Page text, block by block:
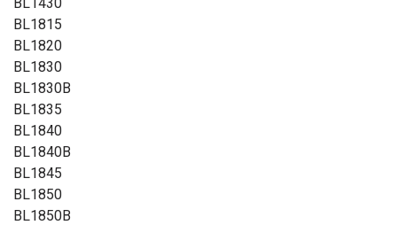
BL1815
BL1820
BL1830
BL1830B
BL1835
BL1840
BL1840B
BL1845
BL1850
BL1850B